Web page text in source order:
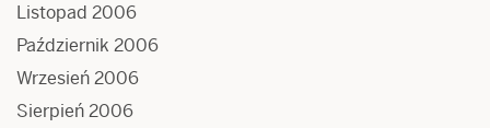
Listopad 2006
Październik 2006
Wrzesień 2006
Sierpień 2006